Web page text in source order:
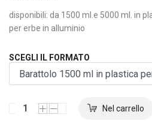
disponibili: da 1500 ml.e 5000 ml. in
per erbe in alluminio
SCEGLI IL FORMATO